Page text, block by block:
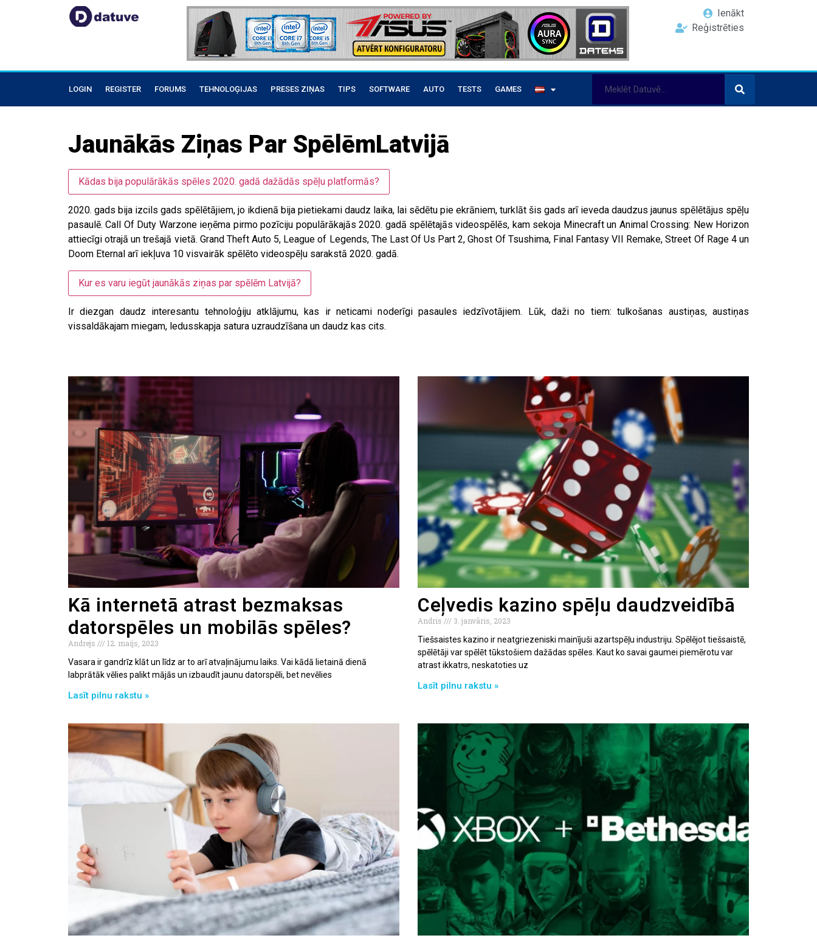
Ienākt
Reģistrēties
LOGIN REGISTER FORUMS TEHNOLOĢIJAS PRESES ZIŅAS TIPS SOFTWARE AUTO TESTS GAMES
Jaunākās Ziņas Par SpēlēmLatvijā
Kādas bija populārākās spēles 2020. gadā dažādās spēļu platformās?
2020. gads bija izcils gads spēlētājiem, jo ikdienā bija pietiekami daudz laika, lai sēdētu pie ekrāniem, turklāt šis gads arī ieveda daudzus jaunus spēlētājus spēļu
pasaulē. Call Of Duty Warzone ieņēma pirmo pozīciju populārākajās 2020. gadā spēlētajās videospēlēs, kam sekoja Minecraft un Animal Crossing: New Horizon
attiecīgi otrajā un trešajā vietā. Grand Theft Auto 5, League of Legends, The Last Of Us Part 2, Ghost Of Tsushima, Final Fantasy VII Remake, Street Of Rage 4 un
Doom Eternal arī iekļuva 10 visvairāk spēlēto videospēļu sarakstā 2020. gadā.
Kur es varu iegūt jaunākās ziņas par spēlēm Latvijā?
Ir diezgan daudz interesantu tehnoloģiju atklājumu, kas ir neticami noderīgi pasaules iedzīvotājiem. Lūk, daži no tiem: tulkošanas austiņas, austiņas
vissaldākajam miegam, ledusskapja satura uzraudzīšana un daudz kas cits.
Kā internetā atrast bezmaksas
datorspēles un mobilās spēles?
Andrejs
12. maijs, 2023
Vasara ir gandrīz klāt un līdz ar to arī atvaļinājumu laiks. Vai kādā lietainā dienā
labprātāk vēlies palikt mājās un izbaudīt jaunu datorspēli, bet nevēlies
Lasīt pilnu rakstu »
Ceļvedis kazino spēļu daudzveidībā
Andris
3. janvāris, 2023
Tiešsaistes kazino ir neatgriezeniski mainījuši azartspēļu industriju. Spēlējot tiešsaistē,
spēlētāji var spēlēt tūkstošiem dažādas spēles. Kaut ko savai gaumei piemērotu var
atrast ikkatrs, neskatoties uz
Lasīt pilnu rakstu »